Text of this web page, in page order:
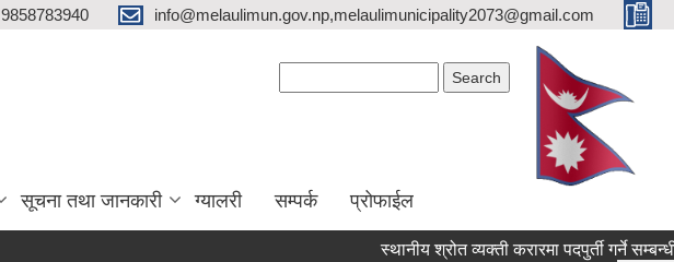
9858783940 info@melaulimun.gov.np,melaulimunicipality2073@gmail.com
सूचना तथा जानकारी ग्यालरी सम्पर्क प्रोफाईल
स्थानीय श्रोत व्यक्ती करारमा पदपुर्ती गर्ने सम्बन्धी